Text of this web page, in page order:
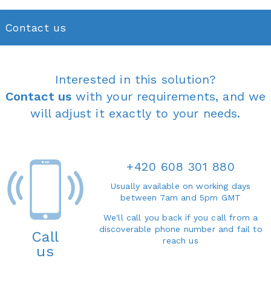
Contact us
Interested in this solution?
Contact us with your requirements, and we
will adjust it exactly to your needs.
Call
us
+420 608 301 880
Usually available on working days
between 7am and 5pm GMT
We'll call you back if you call from a
discoverable phone number and fail to
reach us